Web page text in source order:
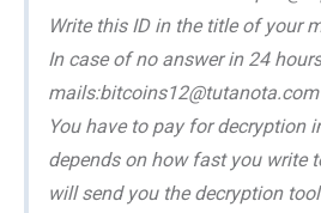
Write this ID in the title of your
In case of no answer in 24
mails:bitcoins12@tutanota.com
You have to pay for decryption
depends on how fast you write
will send you the decryption